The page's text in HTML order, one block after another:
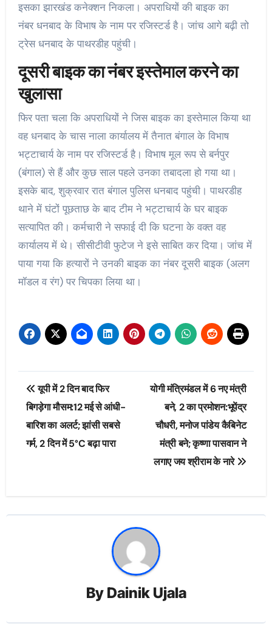
इसका झारखंड कनेक्शन निकला। अपराधियों की बाइक का
नंबर धनबाद के विभाष के नाम पर रजिस्टर्ड है। जांच आगे बढ़ी तो
ट्रेस धनबाद के पाथरडीह पहुंची।
दूसरी बाइक का नंबर इस्तेमाल करने का
खुलासा
फिर पता चला कि अपराधियों ने जिस बाइक का इस्तेमाल किया था
वह धनबाद के चास नाला कार्यालय में तैनात बंगाल के विभाष
भट्टाचार्य के नाम पर रजिस्टर्ड है। विभाष मूल रूप से बर्नपुर
(बंगाल) से हैं और कुछ साल पहले उनका तबादला हो गया था।
इसके बाद, शुक्रवार रात बंगाल पुलिस धनबाद पहुंची। पाथरडीह
थाने में घंटों पूछताछ के बाद टीम ने भट्टाचार्य के घर बाइक
सत्यापित की। कर्मचारी ने सफाई दी कि घटना के वक्त वह
कार्यालय में थे। सीसीटीवी फुटेज ने इसे साबित कर दिया। जांच में
पाया गया कि हत्यारों ने उनकी बाइक का नंबर दूसरी बाइक (अलग
मॉडल व रंग) पर चिपका लिया था।
Post
navigation
यूपी में 2 दिन बाद फिर
बिगड़ेगा मौसम:12 मई से आंधी-
बारिश का अलर्ट; झांसी सबसे
गर्म, 2 दिन में 5°C बढ़ा पारा
योगी मंत्रिमंडल में 6 नए मंत्री
बने, 2 का प्रमोशन:भूपेंद्र
चौधरी, मनोज पांडेय कैबिनेट
मंत्री बने; कृष्णा पासवान ने
लगाए जय श्रीराम के नारे
By Dainik Ujala